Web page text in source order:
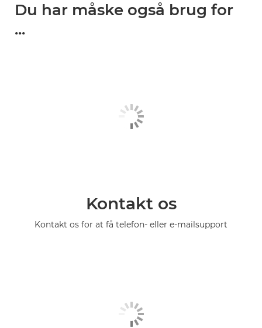
Du har måske også brug for
...
Kontakt os
Kontakt os for at få telefon- eller e-mailsupport